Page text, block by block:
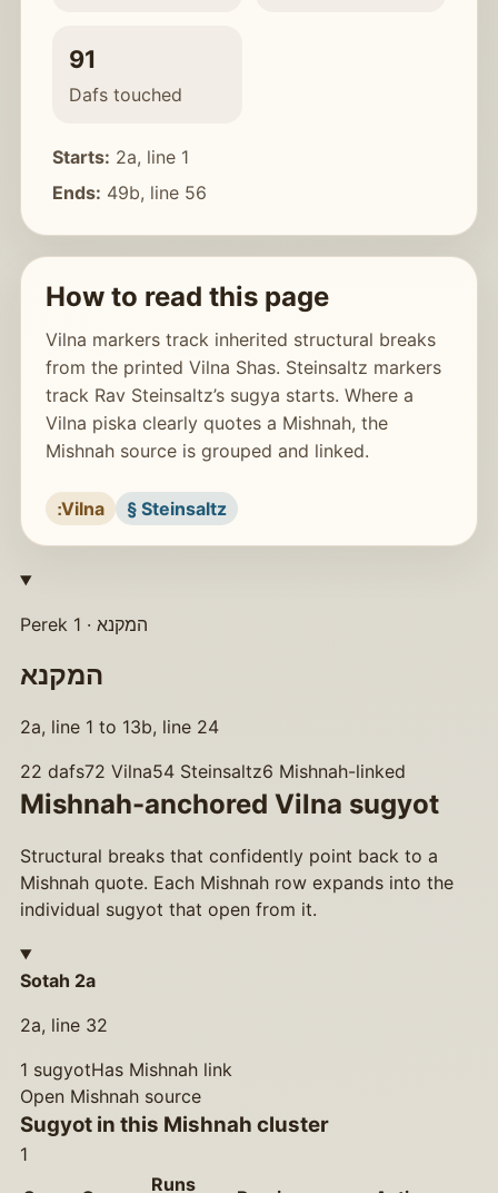
91
Dafs touched
Starts: 2a, line 1
Ends: 49b, line 56
How to read this page
Vilna markers track inherited structural breaks
from the printed Vilna Shas. Steinsaltz markers
track Rav Steinsaltz’s sugya starts. Where a
Vilna piska clearly quotes a Mishnah, the
Mishnah source is grouped and linked.
׃ Vilna § Steinsaltz
Perek 1 · המקנא
המקנא
2a, line 1 to 13b, line 24
22 dafs72 Vilna54 Steinsaltz6 Mishnah-linked
Mishnah-anchored Vilna sugyot
Structural breaks that confidently point back to a
Mishnah quote. Each Mishnah row expands into the
individual sugyot that open from it.
Sotah 2a
2a, line 32
1 sugyotHas Mishnah link
Open Mishnah source
Sugyot in this Mishnah cluster
1
Runs